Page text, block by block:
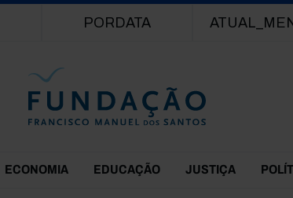
PORDATA
ECONOMIA EDUCAÇÃO JUSTIÇA